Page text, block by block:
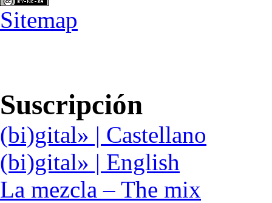
Sitemap
Suscripción
(bi)gital» | Castellano
(bi)gital» | English
La mezcla – The mix